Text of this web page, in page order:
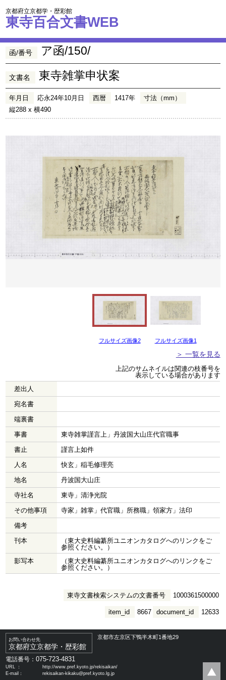
京都府立京都学・歴彩館
東寺百合文書WEB
函/番号 ア函/150/
文書名 東寺雑掌申状案
年月日 応永24年10月日 西暦 1417年
寸法（mm）
縦288 x 横490
フルサイズ画像2 フルサイズ画像1
＞ 一覧を見る
上記のサムネイルは関連の枝番号を
表示している場合があります
差出人
宛名書
端裏書
事書
東寺雑掌謹言上」丹波国大山庄代官職事
書止
謹言上如件
人名
快玄」稲毛修理亮
地名
丹波国大山庄
寺社名
東寺」清浄光院
その他事項
寺家」雑掌」代官職」所務職」領家方」法印
備考
刊本
（東大史料編纂所ユニオンカタログへのリンクをご
参照ください。）
影写本
（東大史料編纂所ユニオンカタログへのリンクをご
参照ください。）
東寺文書検索システムの文書番号 1000361500000
document_id 12633
item_id 8667
お問い合わせ先
京都府立京都学・歴彩館
京都市左京区下鴨半木町1番地29
電話番号：075-723-4831
URL ：
http://www.pref.kyoto.jp/rekisaikan/
E-mail：
rekisaikan-kikaku@pref.kyoto.lg.jp